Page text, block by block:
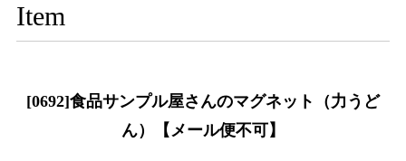
Item
[0692]食品サンプル屋さんのマグネット（力うど
ん）【メール便不可】